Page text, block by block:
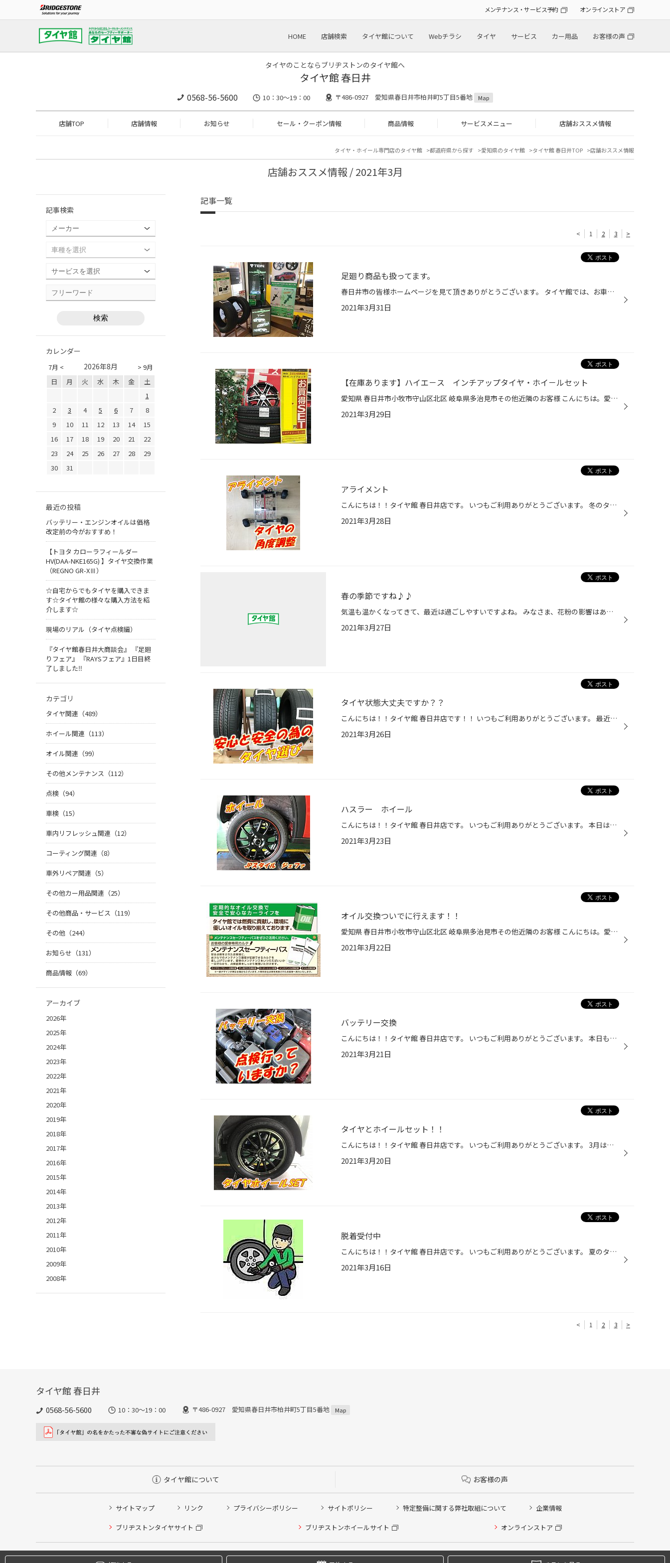
メンテナンス・サービス予約 オンラインストア
HOME 店舗検索 タイヤ館について Webチラシ タイヤ サービス カー用品 お客様の声
タイヤのことならブリヂストンのタイヤ館へ
タイヤ館 春日井
0568-56-5600 10：30～19：00 〒486-0927 愛知県春日井市柏井町5丁目5番地 Map
店舗TOP 店舗情報 お知らせ セール・クーポン情報 商品情報 サービスメニュー 店舗おススメ情報
タイヤ・ホイール専門店のタイヤ館 都道府県から探す 愛知県のタイヤ館 タイヤ館 春日井TOP 店舗おススメ情報
店舗おススメ情報 / 2021年3月
記事一覧
< 1 2 3 >
足廻り商品も扱ってます。
春日井市の皆様ホームページを見て頂きありがとうございます。 タイヤ館では、お車の色々な商品を扱っております。 今回は足廻り商品 メーカーはテイン お車の車高を下げたり・・・ この春にスタイリッシュ決めて桜並木をドライブして見ませんか？ ご相談だけでもご来店下さい。 商品はメーカー取り...
2021年3月31日
【在庫あります】ハイエ－ス インチアップタイヤ・ホイ－ルセット
愛知県 春日井市小牧市守山区北区 岐阜県多治見市その他近隣のお客様 こんにちは。愛知県春日井市柏井町のタイヤ館春日井店です。 当店のHPをご覧頂きありがとうございます！ 最近は、ハイエ－スやキャラバンなどのインチアップのご相談が増えています。 そこで当日商談ですぐお取り付けができる16...
2021年3月29日
アライメント
こんにちは！！タイヤ館 春日井店です。 いつもご利用ありがとうございます。 冬のタイヤから夏のタイヤへの履き替えの作業が増えてきています。 そのタイミングで、、、アライメントの角度調整を オススメさせて頂いております。 アライメントとは、タイヤの角度調整のことです。 この、タイヤの角...
2021年3月28日
春の季節ですね♪♪
気温も温かくなってきて、最近は過ごしやすいですよね。 みなさま、花粉の影響はありますか？？ この季節、卒業や新生活スタート準備で忙しい日々の方も いるかと思います。 と同時に、花見や新しい出会いもありますよね！！ お出かけもお休みに増えるのではないでしょうか？？ 天気もいいのでドラ...
2021年3月27日
タイヤ状態大丈夫ですか？？
こんにちは！！タイヤ館 春日井店です！！ いつもご利用ありがとうございます。 最近は、スタッドレスタイヤからノーマルタイヤへの履き替えの ご予約がたくさん！！ そんな中、、、タイヤ状態を確認させていただくと、 タイヤの年数がたって、ひび割れや残り溝が少ない状態の タイヤも見受けられま...
2021年3月26日
ハスラー ホイール
こんにちは！！タイヤ館 春日井店です。 いつもご利用ありがとうございます。 本日は、ハスラーのホイール探しでご来店された お客様の作業事例をご紹介致します。 ハスラーに合うホイールが欲しいとのことで、 今回、JPスタイル ジェファのホイールを 取り付けさせて頂きました！！ ハスラーの車体...
2021年3月23日
オイル交換ついでに行えます！！
愛知県 春日井市小牧市守山区北区 岐阜県多治見市その他近隣のお客様 こんにちは。愛知県春日井市柏井町のタイヤ館春日井店です。 当店のHPをご覧頂きありがとうございます！ 定期的行わないといけないのが【エンジンオイル交換】ですがきちんと行っていますか？ タイヤの空気圧チェックのついでに...
2021年3月22日
バッテリー交換
こんにちは！！タイヤ館 春日井店です。 いつもご利用ありがとうございます。 本日もたくさんのご来店ありがとうございます。 本日の作業内容でもご紹介は、バッテリーです！！ こまめにタイヤ点検や、空気圧の点検でいつもご来店して頂いていて、 一緒に安全点検もさせて頂いていました。 バッテリ...
2021年3月21日
タイヤとホイールセット！！
こんにちは！！タイヤ館 春日井店です。 いつもご利用ありがとうございます。 3月は、冬のタイヤから、夏のタイヤの履き替えで、 混雑しておりますが、新品タイヤへの交換のご案内も 数多くございます。 タイヤと一緒にホイールもご交換されるお客様もいますよ♪♪♪ お車の見た目を変えたい！！とお客...
2021年3月20日
脱着受付中
こんにちは！！タイヤ館 春日井店です。 いつもご利用ありがとうございます。 夏のタイヤから、冬のタイヤへの履き替えの ご予約がたくさん入ってきています！！ ご予約ですとスムーズなご案内が出来ますので、 ご予約をオススメしております！！ 最近は温かくもなり、春の季節を感じます！！ いい...
2021年3月16日
< 1 2 3 >
記事検索
カレンダー
7月 < > 9月
2026年8月
日 月 火 水 木 金
土
1
2
3 4 5 6 7
8
9
10 11 12 13 14
15
16
17 18 19 20 21
22
23
24 25 26 27 28
29
30
31
最近の投稿
バッテリー・エンジンオイルは価格
改定前の今がおすすめ！
【トヨタ カローラフィールダー
HV(DAA-NKE165G) 】タイヤ交換作業
（REGNO GR-XⅢ）
☆自宅からでもタイヤを購入できま
す☆タイヤ館の様々な購入方法を紹
介します☆
現場のリアル（タイヤ点検編）
『タイヤ館春日井大商談会』 『足廻
りフェア』 『RAYSフェア』1日目終
了しました‼
カテゴリ
タイヤ関連（489）
ホイール関連（113）
オイル関連（99）
その他メンテナンス（112）
点検（94）
車検（15）
車内リフレッシュ関連（12）
コーティング関連（8）
車外リペア関連（5）
その他カー用品関連（25）
その他商品・サービス（119）
その他（244）
お知らせ（131）
商品情報（69）
アーカイブ
2026年
2025年
2024年
2023年
2022年
2021年
2020年
2019年
2018年
2017年
2016年
2015年
2014年
2013年
2012年
2011年
2010年
2009年
2008年
タイヤ館 春日井
0568-56-5600 10：30～19：00 〒486-0927 愛知県春日井市柏井町5丁目5番地 Map
タイヤ館について お客様の声
サイトマップ リンク プライバシーポリシー サイトポリシー 特定整備に関する弊社取組について 企業情報
ブリヂストンタイヤサイト ブリヂストンホイールサイト オンラインストア
Copyright © 2024 Bridgestone Retail Co.,Ltd. All rights Reserved.
タイヤ点検・安全点検/タイヤ履き替え/オイル交換/その他ピット作業の予約
クローク契約会員専用タイヤ履き替え※タイヤ履き替えを希望のクローク契約会員の方はこちらを選択ください
本日のタイヤ履き替え順番待ち予約 ※クローク契約会員の方はご利用いただけません